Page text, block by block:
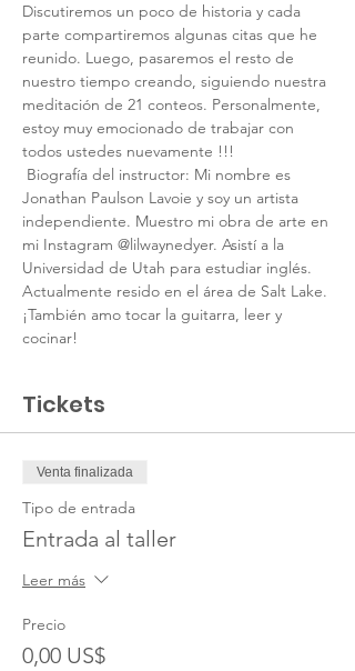
Discutiremos un poco de historia y cada
parte compartiremos algunas citas que he
reunido. Luego, pasaremos el resto de
nuestro tiempo creando, siguiendo nuestra
meditación de 21 conteos. Personalmente,
estoy muy emocionado de trabajar con
todos ustedes nuevamente !!!
Jonathan Paulson Lavoie y soy un artista
independiente. Muestro mi obra de arte en
mi Instagram @lilwaynedyer. Asistí a la
Universidad de Utah para estudiar inglés.
Actualmente resido en el área de Salt Lake.
¡También amo tocar la guitarra, leer y
cocinar!
Tickets
Venta finalizada
Tipo de entrada
Entrada al taller
Leer más
Precio
0,00 US$